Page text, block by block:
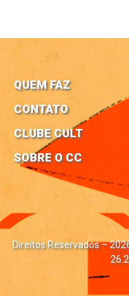
QUEM FAZ
CONTATO
CLUBE CULT
SOBRE O CC
Direitos Reservados –